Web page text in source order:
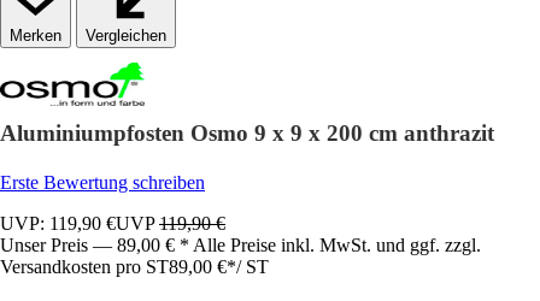
Vergleichen
Aluminiumpfosten Osmo 9 x 9 x 200 cm anthrazit
Erste Bewertung schreiben
UVP: 119,90 €UVP119,90 €
Unser Preis — 89,00 € * Alle Preise inkl. MwSt. und ggf. zzgl.
Versandkosten pro ST89,00 €*/ ST